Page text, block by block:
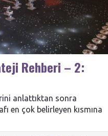
Rehberi – 2:
anlattıktan sonra
en çok belirleyen kısmına